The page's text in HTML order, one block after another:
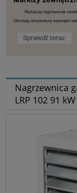
Nagrzewnica
LRP 102 91 kW